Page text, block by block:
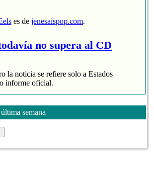
es de jenesaispop.com.
no supera al CD
la noticia se refiere solo a Estados
informe oficial.
al CD
semana